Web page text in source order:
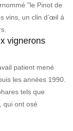
"le Pinot de
vins, un clin d’œil à
vignerons
patient mené
les années 1990.
tels que
qui ont osé